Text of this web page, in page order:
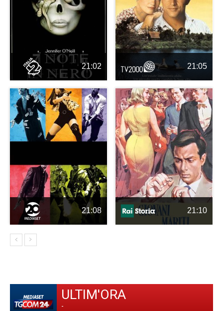
21:02 21:05
21:08 21:10
ULTIM'ORA
-